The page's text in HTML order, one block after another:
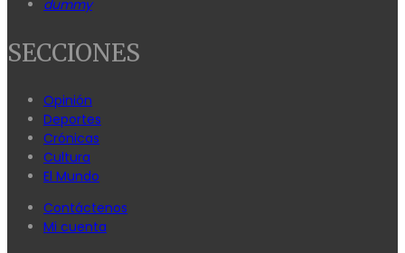
dummy
SECCIONES
Opinión
Deportes
Crónicas
Cultura
El Mundo
Contáctenos
Mi cuenta